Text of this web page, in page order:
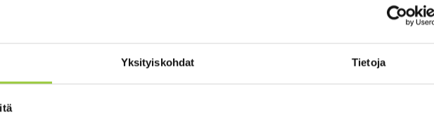
Yksityiskohdat Tietoja
puolto kahdelle Paltamon kunnan
puolsi kokouksessaan 23.11. rahoitusta viidelle yritykselle ja neljälle